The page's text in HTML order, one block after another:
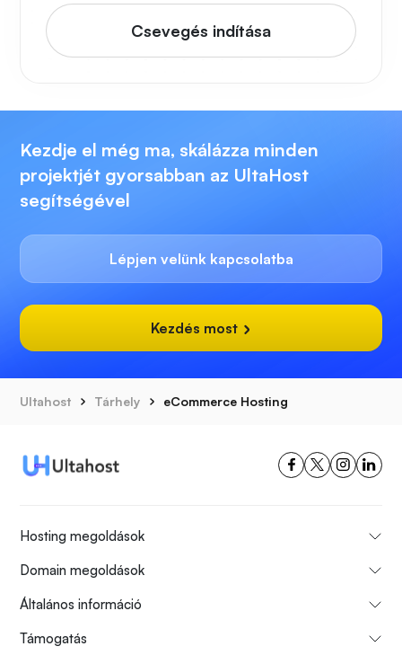
Csevegés indítása
Kezdje el még ma, skálázza minden
projektjét gyorsabban az UltaHost
segítségével
Lépjen velünk kapcsolatba
Kezdés most
Ultahost Tárhely eCommerce Hosting
Hosting megoldások
Domain megoldások
Általános információ
Támogatás